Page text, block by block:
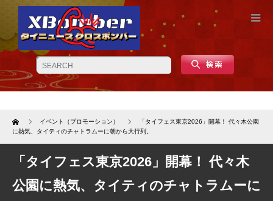
Home イベント（プロモーション）
「タイフェス東京2026」開幕！ 代々木公園
に熱気、タイティのチャトラムーに朝から大行列。
「タイフェス東京2026」開幕！ 代々木
公園に熱気、タイティのチャトラムーに